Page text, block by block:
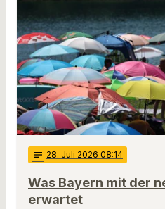
notes 28. Juli 2026 08:14
Was Bayern mit der
erwartet